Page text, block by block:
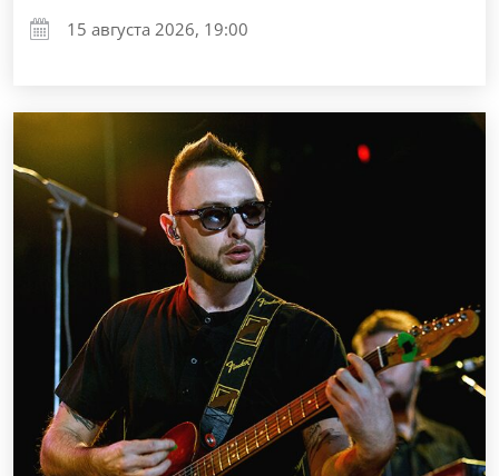
15 августа 2026, 19:00